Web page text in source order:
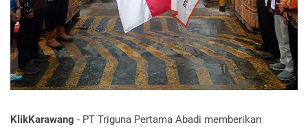
KlikKarawang - PT Triguna Pertama Abadi memberikan